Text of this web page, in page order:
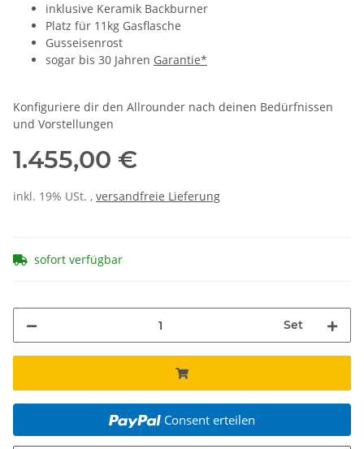
inklusive Keramik Backburner
Platz für 11kg Gasflasche
Gusseisenrost
sogar bis 30 Jahren Garantie*
Konfiguriere dir den Allrounder nach deinen Bedürfnissen
und Vorstellungen
1.455,00 €
inkl. 19% USt. , versandfreie Lieferung
sofort verfügbar
Set
Consent erteilen